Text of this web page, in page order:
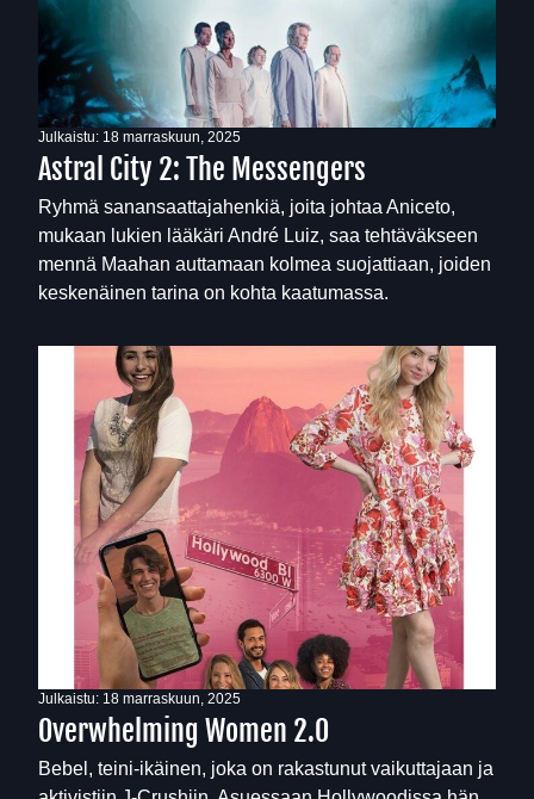
Julkaistu: 18 marraskuun, 2025
Astral City 2: The Messengers
Ryhmä sanansaattajahenkiä, joita johtaa Aniceto,
mukaan lukien lääkäri André Luiz, saa tehtäväkseen
mennä Maahan auttamaan kolmea suojattiaan, joiden
keskenäinen tarina on kohta kaatumassa.
Julkaistu: 18 marraskuun, 2025
Overwhelming Women 2.0
Bebel, teini-ikäinen, joka on rakastunut vaikuttajaan ja